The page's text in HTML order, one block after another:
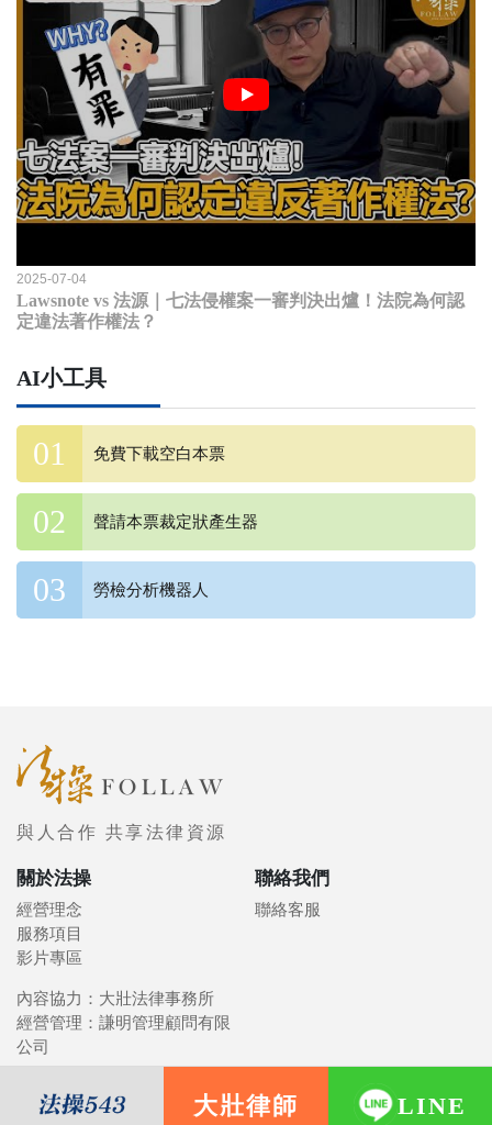
2025-07-04
Lawsnote vs 法源｜七法侵權案一審判決出爐！法院為何認
定違法著作權法？
AI小工具
免費下載空白本票
聲請本票裁定狀產生器
勞檢分析機器人
與人合作 共享法律資源
關於法操
經營理念
服務項目
影片專區
聯絡我們
聯絡客服
內容協力：大壯法律事務所
經營管理：謙明管理顧問有限
公司
大壯律師 LINE